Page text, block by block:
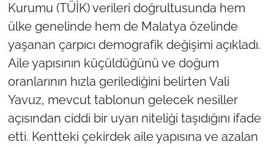
Kurumu (TÜİK) verileri doğrultusunda hem
ülke genelinde hem de Malatya özelinde
yaşanan çarpıcı demografik değişimi açıkladı.
Aile yapısının küçüldüğünü ve doğum
oranlarının hızla gerilediğini belirten Vali
Yavuz, mevcut tablonun gelecek nesiller
açısından ciddi bir uyarı niteliği taşıdığını ifade
etti. Kentteki çekirdek aile yapısına ve azalan